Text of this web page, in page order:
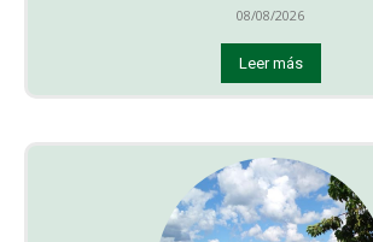
08/08/2026
Leer más